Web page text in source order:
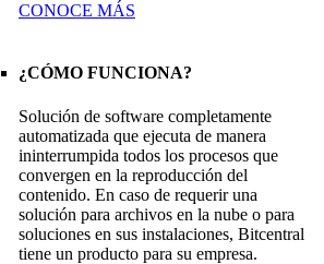
CONOCE MÁS
¿CÓMO FUNCIONA?
Solución de software completamente
automatizada que ejecuta de manera
ininterrumpida todos los procesos que
convergen en la reproducción del
contenido. En caso de requerir una
solución para archivos en la nube o para
soluciones en sus instalaciones, Bitcentral
tiene un producto para su empresa.